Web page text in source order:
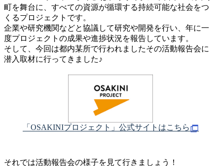
町を舞台に、すべての資源が循環する持続可能な社会をつ
くるプロジェクトです。
企業や研究機関などと協議して研究や開発を行い、年に一
度プロジェクトの成果や進捗状況を報告しています。
そして、今回は都内某所で行われましたその活動報告会に
潜入取材に行ってきました♪
「OSAKINIプロジェクト」公式サイトはこちら
それでは活動報告会の様子を見て行きましょう！